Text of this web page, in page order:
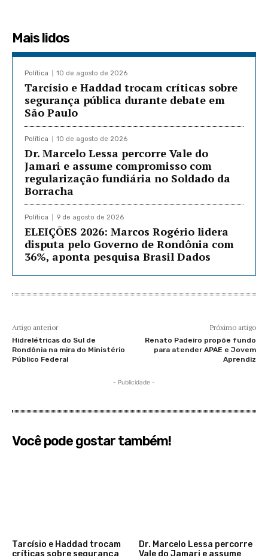
Mais lidos
Política 10 de agosto de 2026
Tarcísio e Haddad trocam críticas sobre
segurança pública durante debate em
São Paulo
Política 10 de agosto de 2026
Dr. Marcelo Lessa percorre Vale do
Jamari e assume compromisso com
regularização fundiária no Soldado da
Borracha
Política 9 de agosto de 2026
ELEIÇÕES 2026: Marcos Rogério lidera
disputa pelo Governo de Rondônia com
36%, aponta pesquisa Brasil Dados
Artigo anterior
Hidrelétricas do Sul de
Rondônia na mira do Ministério
Público Federal
Próximo artigo
Renato Padeiro propõe fundo
para atender APAE e Jovem
Aprendiz
- Publicidade -
Você pode gostar também!
Tarcísio e Haddad trocam
Dr. Marcelo Lessa percorre